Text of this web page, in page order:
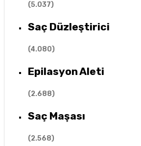
(5.037)
Saç Düzleştirici
(4.080)
Epilasyon Aleti
(2.688)
Saç Maşası
(2.568)